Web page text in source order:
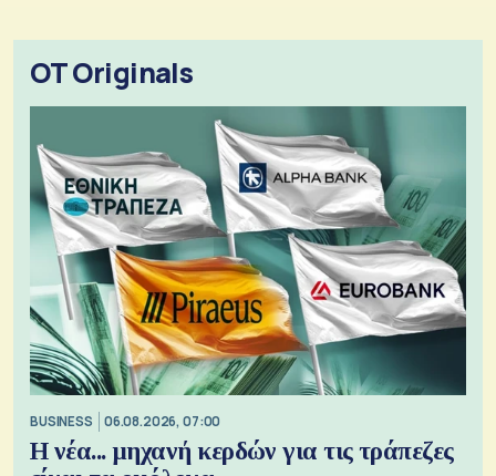
OT Originals
BUSINESS 06.08.2026, 07:00
Η νέα... μηχανή κερδών για τις τράπεζες